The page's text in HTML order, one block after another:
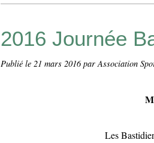
2016 Journée
Publié le 21 mars 2016par Association
Les